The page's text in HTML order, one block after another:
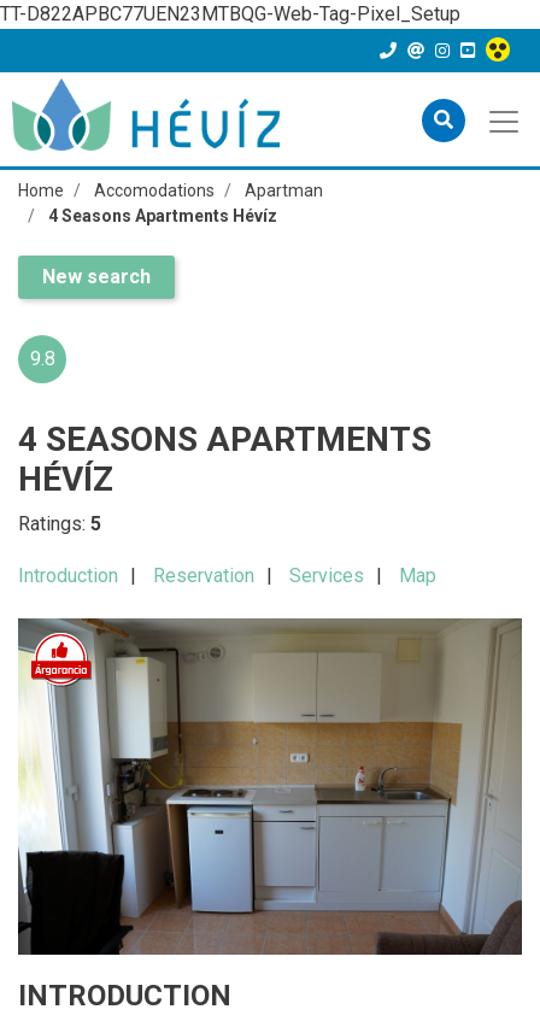
TT-D822APBC77UEN23MTBQG-Web-Tag-Pixel_Setup
Home Accomodations
Apartman
4 Seasons Apartments Hévíz
New search
9.8
4 SEASONS APARTMENTS
HÉVÍZ
Ratings: 5
Introduction Reservation Services Map
INTRODUCTION